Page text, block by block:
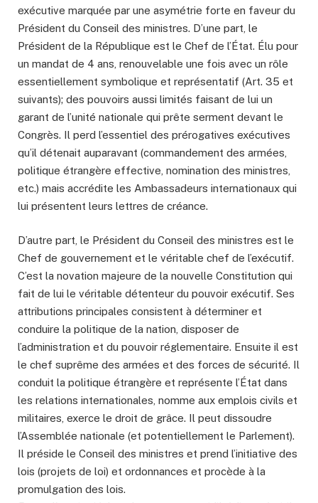
exécutive marquée par une asymétrie forte en faveur du
Président du Conseil des ministres. D’une part, le
Président de la République est le Chef de l’État. Élu pour
un mandat de 4 ans, renouvelable une fois avec un rôle
essentiellement symbolique et représentatif (Art. 35 et
suivants); des pouvoirs aussi limités faisant de lui un
garant de l’unité nationale qui prête serment devant le
Congrès. Il perd l’essentiel des prérogatives exécutives
qu’il détenait auparavant (commandement des armées,
politique étrangère effective, nomination des ministres,
etc.) mais accrédite les Ambassadeurs internationaux qui
lui présentent leurs lettres de créance.
D’autre part, le Président du Conseil des ministres est le
Chef de gouvernement et le véritable chef de l’exécutif.
C’est la novation majeure de la nouvelle Constitution qui
fait de lui le véritable détenteur du pouvoir exécutif. Ses
attributions principales consistent à déterminer et
conduire la politique de la nation, disposer de
l’administration et du pouvoir réglementaire. Ensuite il est
le chef suprême des armées et des forces de sécurité. Il
conduit la politique étrangère et représente l’État dans
les relations internationales, nomme aux emplois civils et
militaires, exerce le droit de grâce. Il peut dissoudre
l’Assemblée nationale (et potentiellement le Parlement).
Il préside le Conseil des ministres et prend l’initiative des
lois (projets de loi) et ordonnances et procède à la
promulgation des lois.